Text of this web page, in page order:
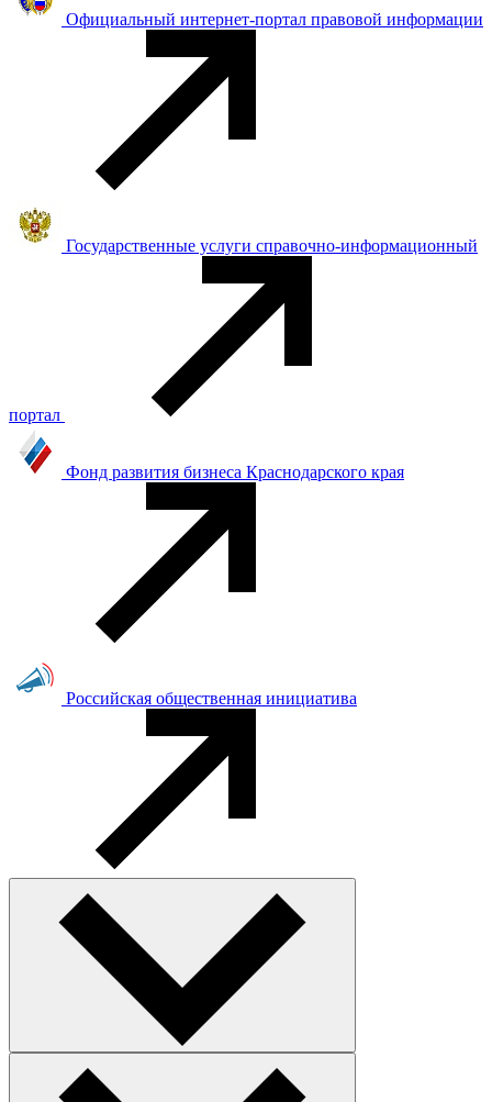
Официальный интернет-портал правовой информации
Государственные услуги справочно-информационный
портал
Фонд развития бизнеса Краснодарского края
Российская общественная инициатива